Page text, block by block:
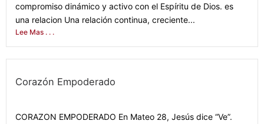
compromiso dinámico y activo con el Espíritu de Dios. es
una relacion Una relación continua, creciente...
Lee Mas . . .
Corazón Empoderado
CORAZON EMPODERADO En Mateo 28, Jesús dice “Ve”.